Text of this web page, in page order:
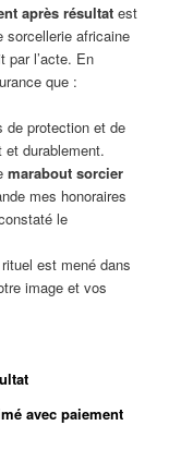
après résultat est
sorcellerie africaine
par l’acte. En
que :
protection et de
durablement.
marabout sorcier
mes honoraires
le
est mené dans
image et vos
avec paiement